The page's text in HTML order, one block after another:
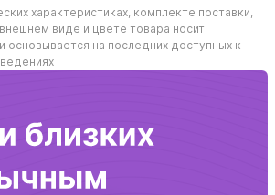
характеристиках, комплекте поставки,
виде и цвете товара носит
основывается на последних доступных к